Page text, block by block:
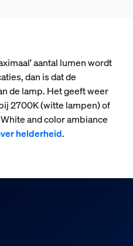
aantal lumen wordt
dan is dat de
de lamp. Het geeft weer
2700K (witte lampen) of
and color ambiance
helderheid.